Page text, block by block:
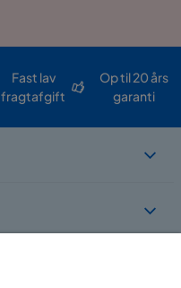
Fast lav
fragtafgift
Op til 20 års
garanti